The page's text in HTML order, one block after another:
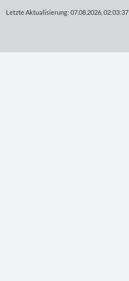
Letzte Aktualisierung: 07.08.2026, 02:03:37